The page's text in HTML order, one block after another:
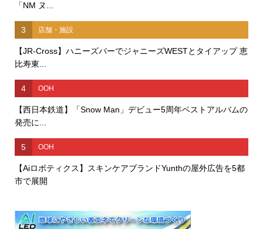
「NM ヌ...
3 店舗・施設
【JR-Cross】ハニーズバーでジャニーズWESTとタイアップ 恵
比寿東...
4 OOH
【西日本鉄道】「Snow Man」デビュー5周年ベストアルバムの
発売に...
5 OOH
【Aiロボティクス】スキンケアブランドYunthの屋外広告を5都
市で展開